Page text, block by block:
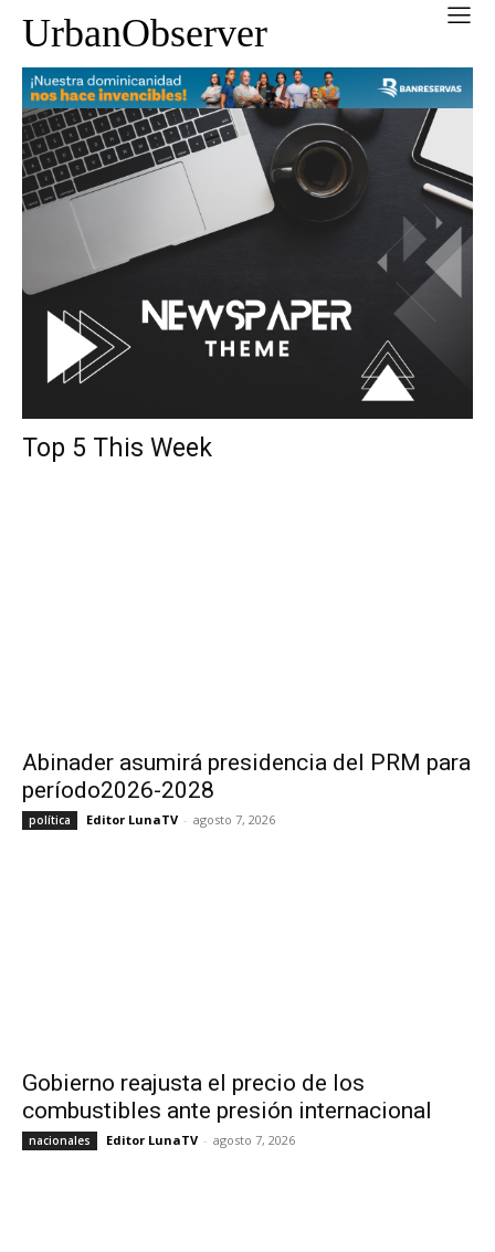
UrbanObserver
Top 5 This Week
Abinader asumirá presidencia del PRM para
período2026-2028
política Editor LunaTV - agosto 7, 2026
Gobierno reajusta el precio de los
combustibles ante presión internacional
nacionales Editor LunaTV - agosto 7, 2026